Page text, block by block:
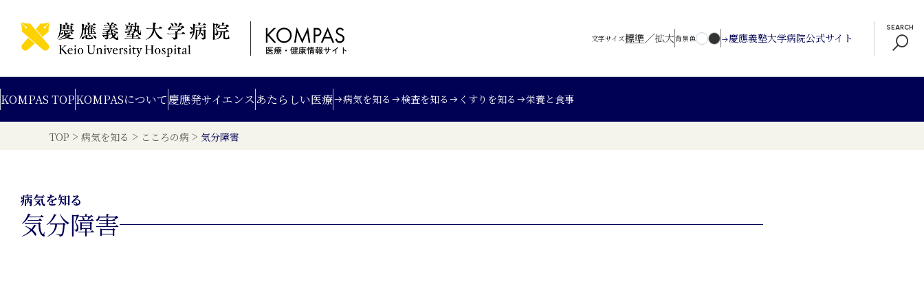
文字サイズ標準／拡大背景色 慶應義塾大学病院公式サイト
SEARCH
KOMPAS TOPKOMPASについて慶應発サイエンス あたらしい医療 病気を知る 検査を知る くすりを知る 栄養と食事
TOP > 病気を知る > こころの病 > 気分障害
病気を知る
気分障害